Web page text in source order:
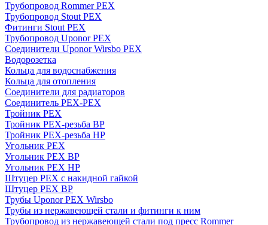
Трубопровод Rommer PEX
Трубопровод Stout PEX
Фитинги Stout PEX
Трубопровод Uponor PEX
Соединители Uponor Wirsbo PEX
Водорозетка
Кольца для водоснабжения
Кольца для отопления
Соединители для радиаторов
Соединитель PEX-PEX
Тройник PEX
Тройник PEX-резьба ВР
Тройник PEX-резьба НР
Угольник PEX
Угольник PEX ВР
Угольник PEX НР
Штуцер PEX c накидной гайкой
Штуцер PEX ВР
Трубы Uponor PEX Wirsbo
Трубы из нержавеющей стали и фитинги к ним
Трубопровод из нержавеющей стали под пресс Rommer